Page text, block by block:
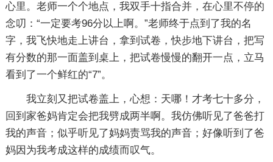
心里。老师一个个地点，我双手十指合并，在心里不停的
念叨：“一定要考96分以上啊。”老师终于点到了我的名
字，我飞快地走上讲台，拿到试卷，快步地下讲台，把写
有分数的那一面盖到桌上，把试卷慢慢的翻开一点，立马
看到了一个鲜红的“7”。
我立刻又把试卷盖上，心想：天哪！才考七十多分，
回到家爸妈肯定会把我劈成两半啊。我仿佛听见了爸爸打
我的声音；似乎听见了妈妈责骂我的声音；好像听到了爸
妈因为我考成这样的成绩而叹气。